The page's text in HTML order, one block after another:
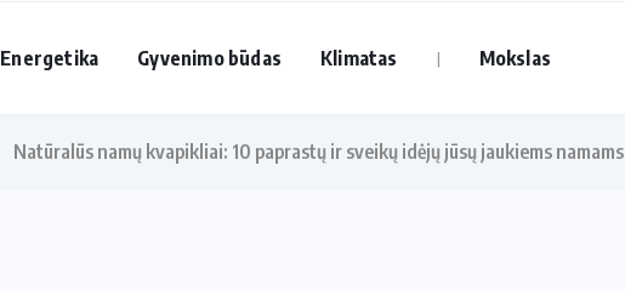
Energetika Gyvenimo būdas Klimatas Mokslas
Natūralūs namų kvapikliai: 10 paprastų ir sveikų idėjų jūsų jaukiems namams